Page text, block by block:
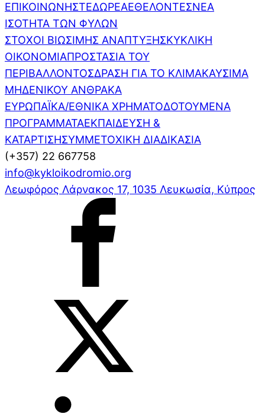
ΕΠΙΚΟΙΝΩΝΗΣΤΕΔΩΡΕΑΕΘΕΛΟΝΤΕΣΝΕΑ
ΙΣΟΤΗΤΑ ΤΩΝ ΦΥΛΩΝ
ΣΤΟΧΟΙ ΒΙΩΣΙΜΗΣ ΑΝΑΠΤΥΞΗΣΚΥΚΛΙΚΗ
ΟΙΚΟΝΟΜΙΑΠΡΟΣΤΑΣΙΑ ΤΟΥ
ΠΕΡΙΒΑΛΛΟΝΤΟΣΔΡΑΣΗ ΓΙΑ ΤΟ ΚΛΙΜΑΚΑΥΣΙΜΑ
ΜΗΔΕΝΙΚΟΥ ΑΝΘΡΑΚΑ
ΕΥΡΩΠΑΪΚΑ/ΕΘΝΙΚΑ ΧΡΗΜΑΤΟΔΟΤΟΥΜΕΝΑ
ΠΡΟΓΡΑΜΜΑΤΑΕΚΠΑΙΔΕΥΣΗ &
ΚΑΤΑΡΤΙΣΗΣΥΜΜΕΤΟΧΙΚΗ ΔΙΑΔΙΚΑΣΙΑ
(+357) 22 667758
info@kykloikodromio.org
Λεωφόρος Λάρνακος 17, 1035 Λευκωσία, Κύπρος